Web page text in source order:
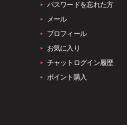
パスワードを忘れた方
メール
プロフィール
お気に入り
チャットログイン履歴
ポイント購入